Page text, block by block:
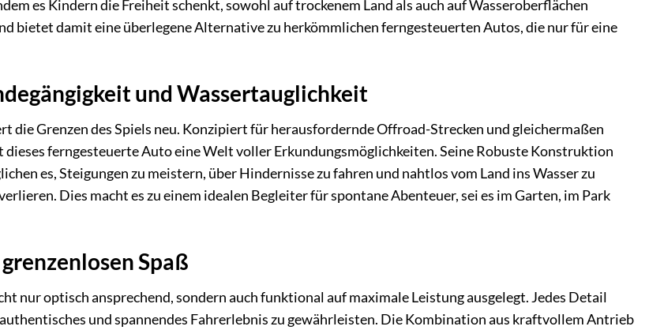
es Kindern die Freiheit schenkt, sowohl auf trockenem Land als auch auf Wasseroberflächen
bietet damit eine überlegene Alternative zu herkömmlichen ferngesteuerten Autos, die nur für eine
und Wassertauglichkeit
die Grenzen des Spiels neu. Konzipiert für herausfordernde Offroad-Strecken und gleichermaßen
dieses ferngesteuerte Auto eine Welt voller Erkundungsmöglichkeiten. Seine Robuste Konstruktion
es, Steigungen zu meistern, über Hindernisse zu fahren und nahtlos vom Land ins Wasser zu
Dies macht es zu einem idealen Begleiter für spontane Abenteuer, sei es im Garten, im Park
Spaß
nur optisch ansprechend, sondern auch funktional auf maximale Leistung ausgelegt. Jedes Detail
und spannendes Fahrerlebnis zu gewährleisten. Die Kombination aus kraftvollem Antrieb